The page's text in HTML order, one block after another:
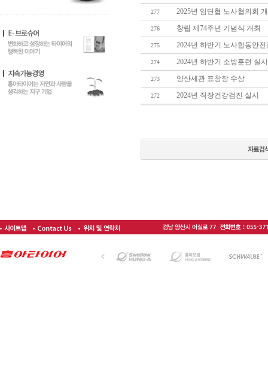
277 2025년 임단협 노사협의회
276 창립 제74주년 기념식 개최
275 2024년 하반기 노사합동안
274 2024년 하반기 소방훈련 실시
273 양산세관 표창장 수상
272 2024년 직장건강검진 실시